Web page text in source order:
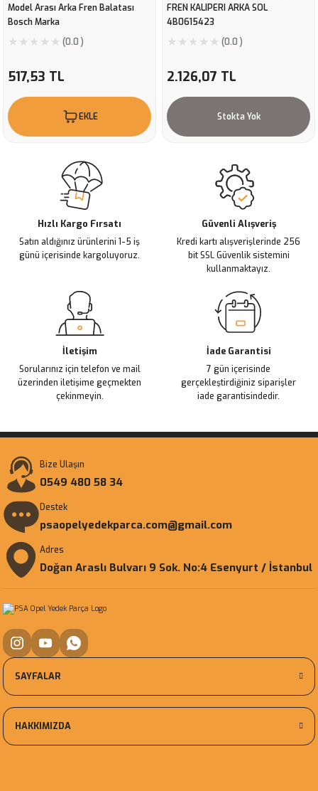
Model Arası Arka Fren Balatası
Bosch Marka
(0.0 )
517,53 TL
EKLE
FREN KALIPERI ARKA SOL
4B0615423
(0.0 )
2.126,07 TL
Stokta Yok
Hızlı Kargo Fırsatı
Satın aldığınız ürünlerini 1-5 iş
günü içerisinde kargoluyoruz.
Güvenli Alışveriş
Kredi kartı alışverişlerinde 256
bit SSL Güvenlik sistemini
kullanmaktayız.
İletişim
Sorularınız için telefon ve mail
üzerinden iletişime geçmekten
çekinmeyin.
İade Garantisi
7 gün içerisinde
gerçekleştirdiğiniz siparişler
iade garantisindedir.
Bize Ulaşın
0549 480 58 34
Destek
psaopelyedekparca.com@gmail.com
Adres
Doğan Araslı Bulvarı 9 Sok. No:4 Esenyurt / İstanbul
SAYFALAR
HAKKIMIZDA